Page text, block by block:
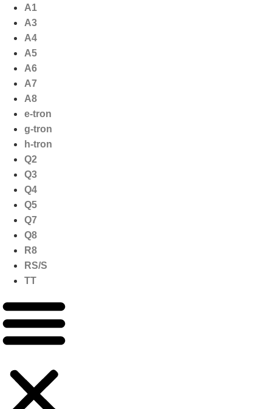
naar
inhoud
A1
A3
A4
A5
A6
A7
A8
e-tron
g-tron
h-tron
Q2
Q3
Q4
Q5
Q7
Q8
R8
RS/S
TT